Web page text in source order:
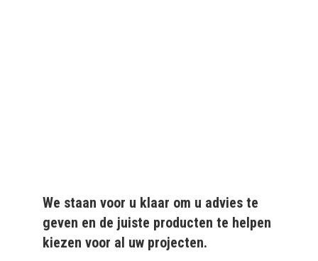
We staan voor u klaar om u advies te
geven en de juiste producten te helpen
kiezen voor al uw projecten.